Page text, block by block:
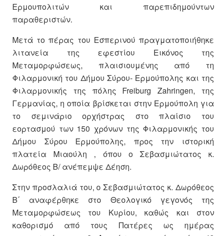
Ερμουπολιτών και παρεπιδημούντων
παραθεριστών.
Μετά το πέρας του Εσπερινού πραγματοποιήθηκε
λιτανεία της εφεστίου Εικόνος της
Μεταμορφώσεως, πλαισιουμένης από τη
Φιλαρμονική του Δήμου Σύρου- Ερμούπολης και της
Φιλαρμονικής της πόλης Freiburg Zahringen, της
Γερμανίας, η οποία βρίσκεται στην Ερμούπολη για
το σεμινάριο ορχήστρας στο πλαίσιο του
εορτασμού των 150 χρόνων της Φιλαρμονικής του
Δήμου Σύρου Ερμούπολης, προς την ιστορική
πλατεία Μιαούλη , όπου ο Σεβασμιώτατος κ.
Δωρόθεος Β/ ανέπεμψε Δέηση.
Στην προσλαλιά του, ο Σεβασμιώτατος κ. Δωρόθεος
Β΄ αναφέρθηκε στο Θεολογικό γεγονός της
Μεταμορφώσεως του Κυρίου, καθώς και στον
καθορισμό από τους Πατέρες ως ημέρας